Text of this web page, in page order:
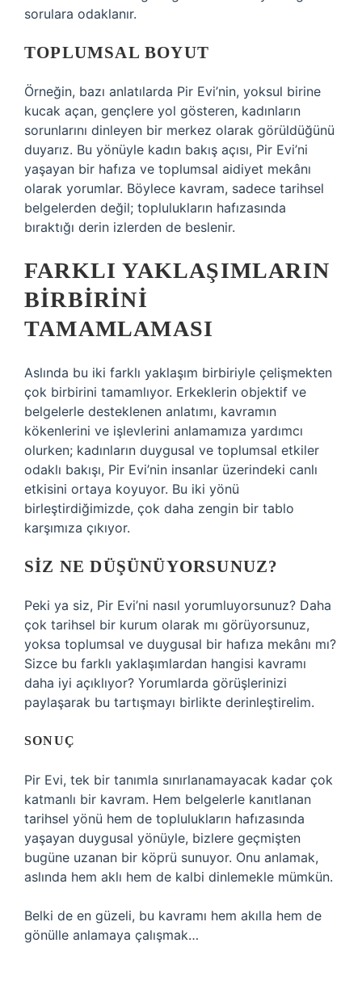
sorulara odaklanır.
TOPLUMSAL BOYUT
Örneğin, bazı anlatılarda Pir Evi’nin, yoksul birine
kucak açan, gençlere yol gösteren, kadınların
sorunlarını dinleyen bir merkez olarak görüldüğünü
duyarız. Bu yönüyle kadın bakış açısı, Pir Evi’ni
yaşayan bir hafıza ve toplumsal aidiyet mekânı
olarak yorumlar. Böylece kavram, sadece tarihsel
belgelerden değil; toplulukların hafızasında
bıraktığı derin izlerden de beslenir.
FARKLI YAKLAŞIMLARIN
BIRBIRINI
TAMAMLAMASI
Aslında bu iki farklı yaklaşım birbiriyle çelişmekten
çok birbirini tamamlıyor. Erkeklerin objektif ve
belgelerle desteklenen anlatımı, kavramın
kökenlerini ve işlevlerini anlamamıza yardımcı
olurken; kadınların duygusal ve toplumsal etkiler
odaklı bakışı, Pir Evi’nin insanlar üzerindeki canlı
etkisini ortaya koyuyor. Bu iki yönü
birleştirdiğimizde, çok daha zengin bir tablo
karşımıza çıkıyor.
SIZ NE DÜŞÜNÜYORSUNUZ?
Peki ya siz, Pir Evi’ni nasıl yorumluyorsunuz? Daha
çok tarihsel bir kurum olarak mı görüyorsunuz,
yoksa toplumsal ve duygusal bir hafıza mekânı mı?
Sizce bu farklı yaklaşımlardan hangisi kavramı
daha iyi açıklıyor? Yorumlarda görüşlerinizi
paylaşarak bu tartışmayı birlikte derinleştirelim.
SONUÇ
Pir Evi, tek bir tanımla sınırlanamayacak kadar çok
katmanlı bir kavram. Hem belgelerle kanıtlanan
tarihsel yönü hem de toplulukların hafızasında
yaşayan duygusal yönüyle, bizlere geçmişten
bugüne uzanan bir köprü sunuyor. Onu anlamak,
aslında hem aklı hem de kalbi dinlemekle mümkün.
Belki de en güzeli, bu kavramı hem akılla hem de
gönülle anlamaya çalışmak…